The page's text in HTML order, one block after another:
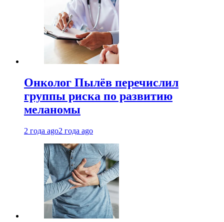
Онколог Пылёв перечислил
группы риска по развитию
меланомы
2 года ago2 года ago